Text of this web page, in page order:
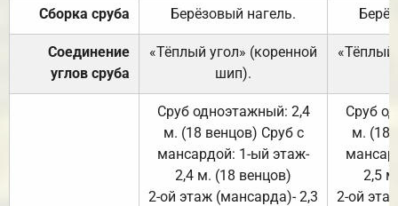
Сборка сруба Берёзовый нагель.
Соединение
углов сруба
«Тёплый угол» (коренной
шип).
«Тёплый
Сруб одноэтажный: 2,4
м. (18 венцов) Сруб с
мансардой: 1-ый этаж-
2,4 м. (18 венцов)
2-ой этаж (мансарда)- 2,3
Сруб
м. (18
2,5
2-ой